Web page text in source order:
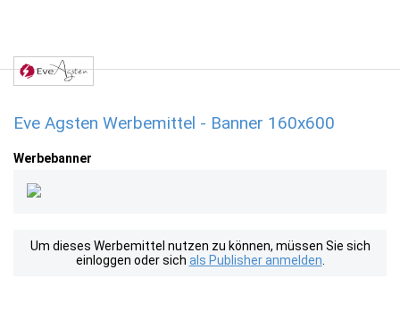
Eve Agsten Werbemittel - Banner 160x600
Werbebanner
Um dieses Werbemittel nutzen zu können, müssen Sie sich
einloggen oder sich als Publisher anmelden